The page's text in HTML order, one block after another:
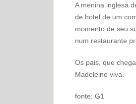
A menina inglesa
de hotel de um
momento de seu
num restaurante
Os pais, que
Madeleine viva.
fonte: G1